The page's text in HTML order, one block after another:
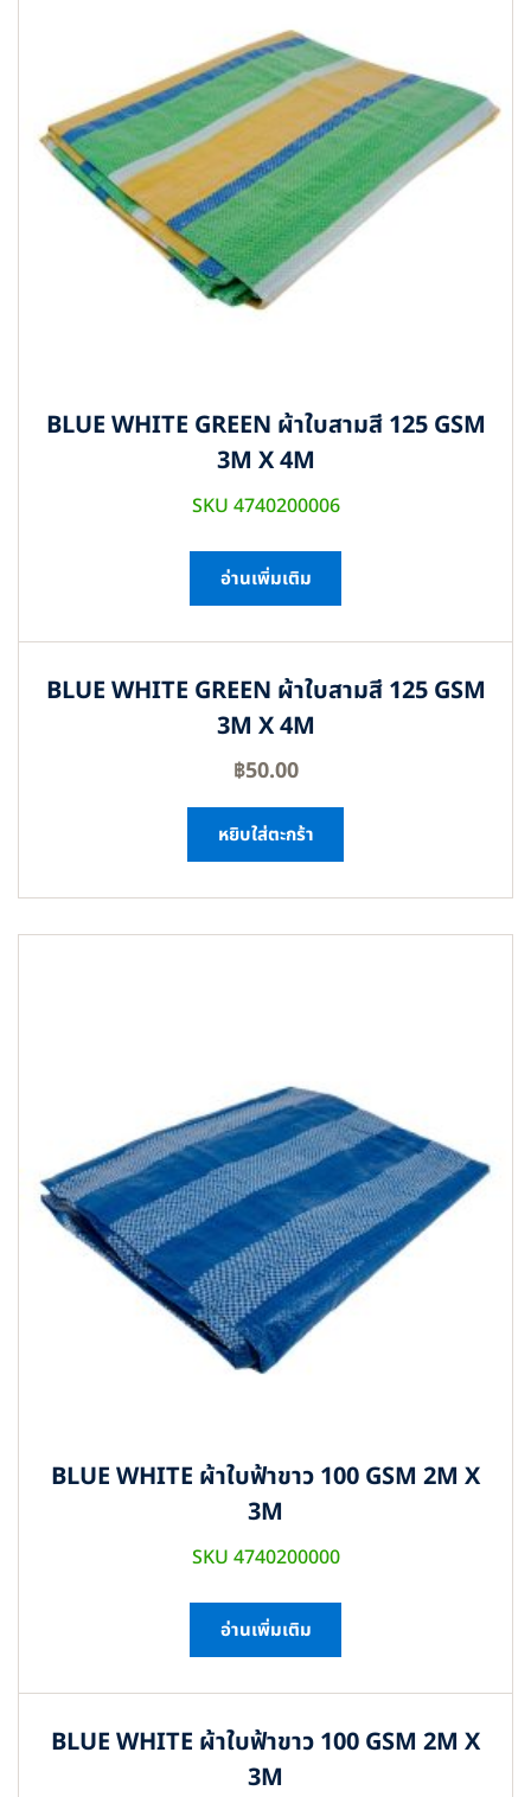
BLUE WHITE GREEN ผ้าใบสามสี 125 GSM
3M X 4M
SKU 4740200006
อ่านเพิ่มเติม
BLUE WHITE GREEN ผ้าใบสามสี 125 GSM
3M X 4M
฿50.00
หยิบใส่ตะกร้า
BLUE WHITE ผ้าใบฟ้าขาว 100 GSM 2M X
3M
SKU 4740200000
อ่านเพิ่มเติม
BLUE WHITE ผ้าใบฟ้าขาว 100 GSM 2M X
3M